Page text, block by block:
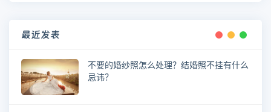
最近发表
不要的婚纱照怎么处理？结婚照不挂有什么
忌讳？